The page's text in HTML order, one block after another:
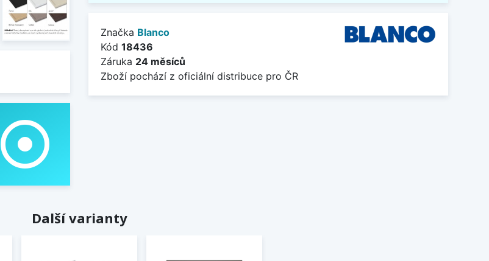
adjust
Značka Blanco
Kód 18436
Záruka 24 měsíců
Zboží pochází z oficiální distribuce pro ČR
Další varianty